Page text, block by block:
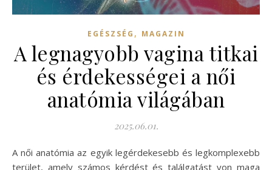
EGÉSZSÉG , MAGAZIN
A legnagyobb vagina titkai
és érdekességei a női
anatómia világában
2025.06.01.
A női anatómia az egyik legérdekesebb és legkomplexebb
terület, amely számos kérdést és találgatást von maga